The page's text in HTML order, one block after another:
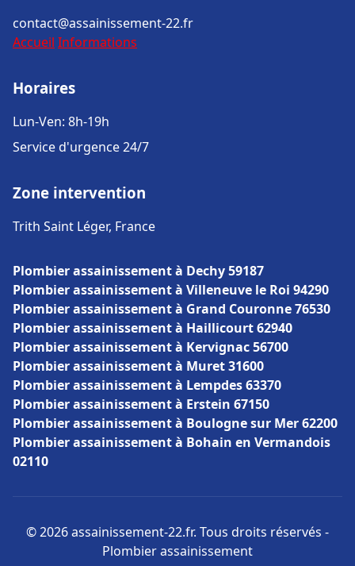
contact@assainissement-22.fr
Accueil Informations
Horaires
Lun-Ven: 8h-19h
Service d'urgence 24/7
Zone intervention
Trith Saint Léger, France
Plombier assainissement à Dechy 59187
Plombier assainissement à Villeneuve le Roi 94290
Plombier assainissement à Grand Couronne 76530
Plombier assainissement à Haillicourt 62940
Plombier assainissement à Kervignac 56700
Plombier assainissement à Muret 31600
Plombier assainissement à Lempdes 63370
Plombier assainissement à Erstein 67150
Plombier assainissement à Boulogne sur Mer 62200
Plombier assainissement à Bohain en Vermandois
02110
© 2026 assainissement-22.fr. Tous droits réservés -
Plombier assainissement